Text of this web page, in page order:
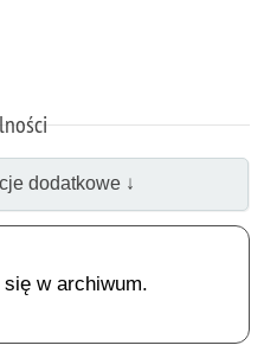
dodatkowe ↓
w archiwum.